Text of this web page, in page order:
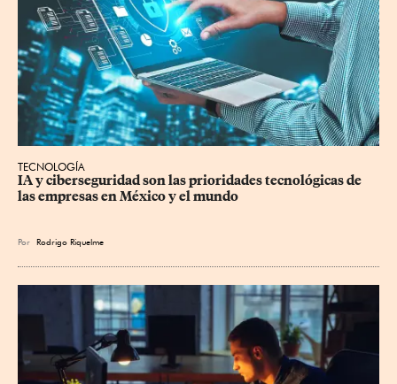
TECNOLOGÍA
IA y ciberseguridad son las prioridades tecnológicas de
las empresas en México y el mundo
Por Rodrigo Riquelme